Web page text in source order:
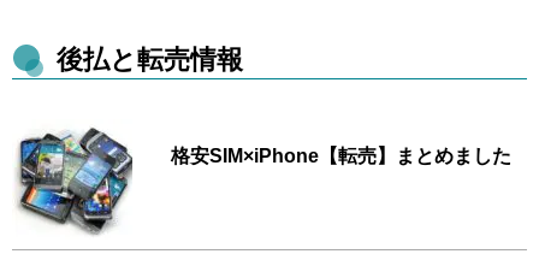
後払と転売情報
格安SIM×iPhone【転売】まとめました